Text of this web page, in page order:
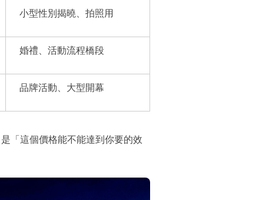
小型性別揭曉、拍照用
婚禮、活動流程橋段
品牌活動、大型開幕
「這個價格能不能達到你要的效